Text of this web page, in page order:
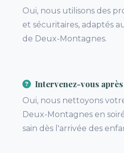
Oui, nous utilisons des
et sécuritaires, adaptés
de Deux-Montagnes.
Intervenez-vous
Oui, nous nettoyons
Deux-Montagnes en
sain dès l'arrivée des